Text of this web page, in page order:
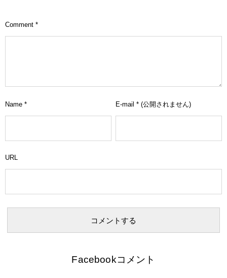
Comment *
Name * E-mail * (公開されません)
URL
Facebookコメント